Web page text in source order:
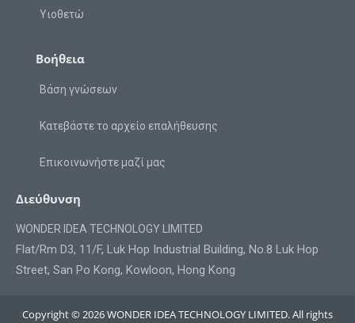
Υιοθετώ
Βοήθεια
Βάση γνώσεων
Κατεβάστε το αρχείο επαλήθευσης
Επικοινωνήστε μαζί μας
Διεύθυνση
WONDER IDEA TECHNOLOGY LIMITED
Flat/Rm D3, 11/F, Luk Hop Industrial Building, No.8 Luk Hop
Street, San Po Kong, Kowloon, Hong Kong
Copyright © 2026 WONDER IDEA TECHNOLOGY LIMITED. All rights